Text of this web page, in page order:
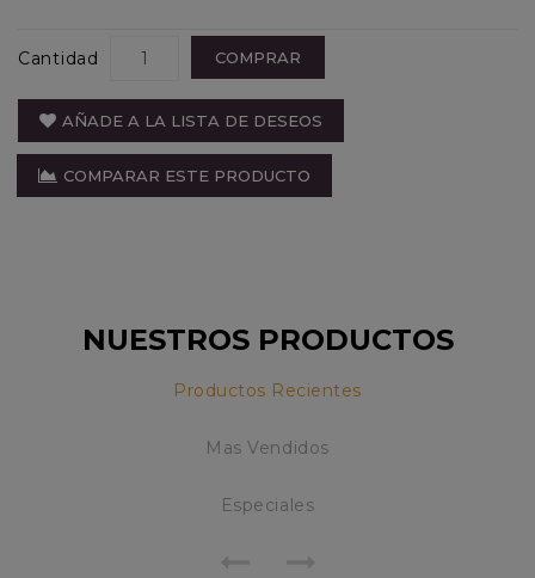
Cantidad COMPRAR
AÑADE A LA LISTA DE DESEOS
COMPARAR ESTE PRODUCTO
NUESTROS PRODUCTOS
Productos Recientes
Mas Vendidos
Especiales